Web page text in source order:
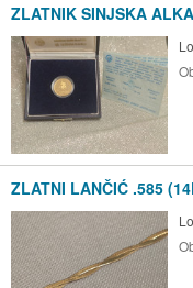
ZLATNIK SINJSKA
ZLATNI LANČIĆ .585